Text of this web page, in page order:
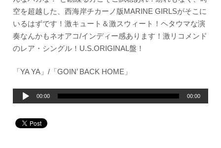
空を超越した、西海岸チカーノ版MARINE GIRLSがそこに
いるはずです！激キュート＆激スウィート！ヘタウマな演
奏なんかもネオアコ/インディー感あります！激リコメンド
のレア・シングル！U.S.ORIGINAL盤！
「YA YA」/「GOIN’ BACK HOME」
プ
00:00 00:00